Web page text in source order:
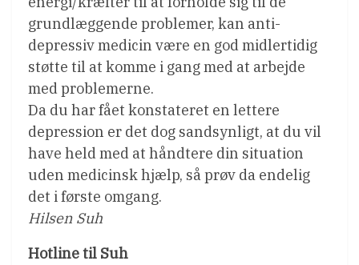
grundlæggende problemer, kan anti-
depressiv medicin være en god midlertidig
støtte til at komme i gang med at arbejde
med problemerne.
Da du har fået konstateret en lettere
depression er det dog sandsynligt, at du vil
have held med at håndtere din situation
uden medicinsk hjælp, så prøv da endelig
det i første omgang.
Hilsen Suh
Hotline til Suh